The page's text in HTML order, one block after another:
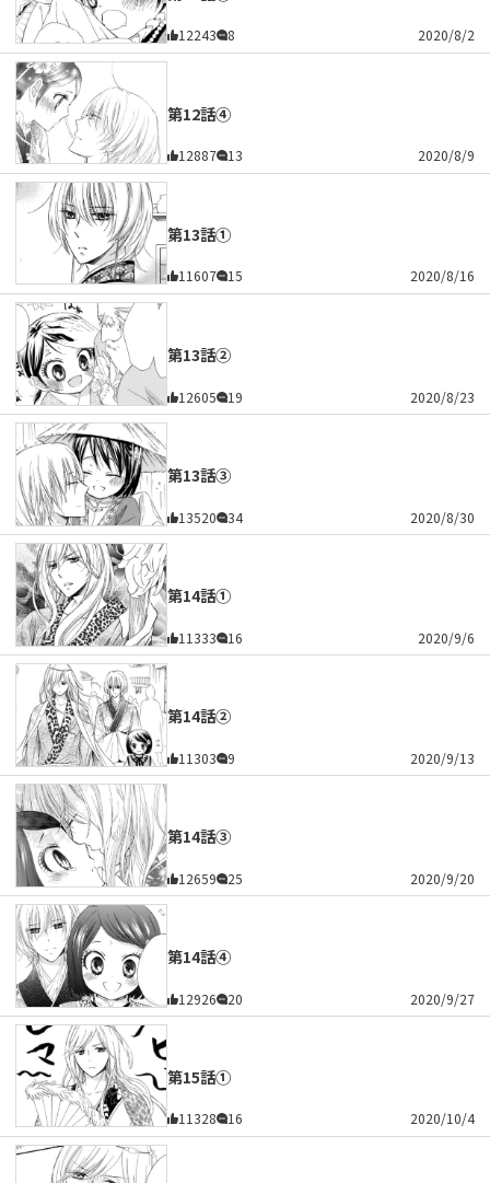
12243 8 2020/8/2
第12話④
12887 13 2020/8/9
第13話①
11607 15 2020/8/16
第13話②
12605 19 2020/8/23
第13話③
13520 34 2020/8/30
第14話①
11333 16 2020/9/6
第14話②
11303 9 2020/9/13
第14話③
12659 25 2020/9/20
第14話④
12926 20 2020/9/27
第15話①
11328 16 2020/10/4